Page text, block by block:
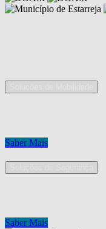
Saber Mais
Saber Mais